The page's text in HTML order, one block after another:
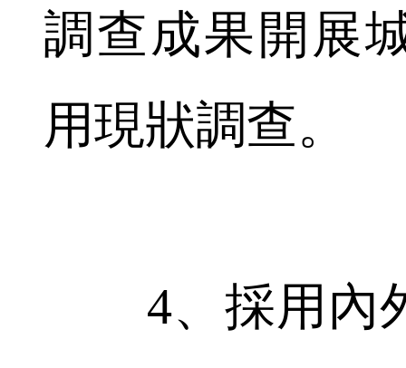
調查成果開展
用現狀調查。
4、採用內